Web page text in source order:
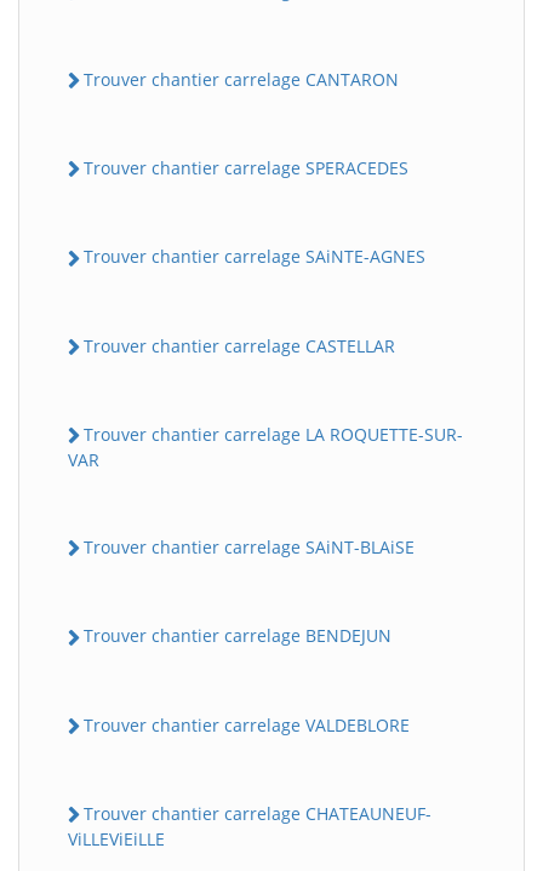
Trouver chantier carrelage CANTARON
Trouver chantier carrelage SPERACEDES
Trouver chantier carrelage SAiNTE-AGNES
Trouver chantier carrelage CASTELLAR
Trouver chantier carrelage LA ROQUETTE-SUR-
VAR
Trouver chantier carrelage SAiNT-BLAiSE
Trouver chantier carrelage BENDEJUN
Trouver chantier carrelage VALDEBLORE
Trouver chantier carrelage CHATEAUNEUF-
ViLLEViEiLLE